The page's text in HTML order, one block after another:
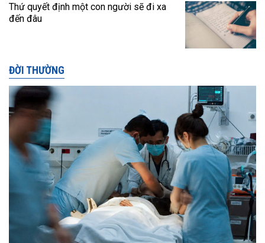
Thứ quyết định một con người sẽ đi xa
đến đâu
ĐỜI THƯỜNG